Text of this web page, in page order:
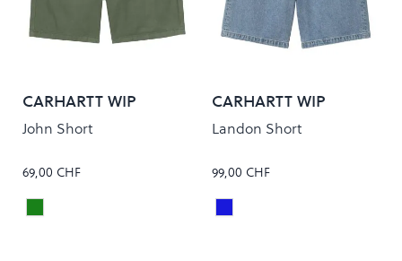
CARHARTT WIP
John Short
69,00 CHF
Colour
Dollar Green
CARHARTT WIP
Landon Short
99,00 CHF
Colour
Blue Heavy Stone Wash